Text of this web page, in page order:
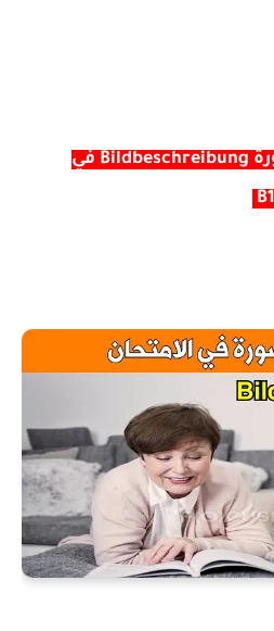
أهم قواعد وصف الصورة Bildbeschreibung في